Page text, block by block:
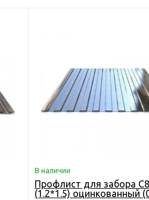
В наличии
Профлист для забора С8
(1.2*1.5) оцинкованный